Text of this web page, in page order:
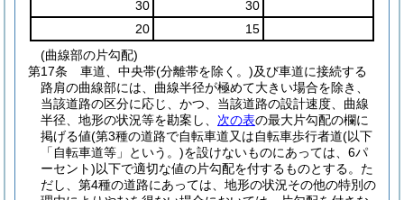
30
30
20
15
(曲線部の片勾配)
第17条
車道、中央帯(分離帯を除く。)及び車道に接続する
路肩の曲線部には、曲線半径が極めて大きい場合を除き、
当該道路の区分に応じ、かつ、当該道路の設計速度、曲線
半径、地形の状況等を勘案し、 次の表の最大片勾配の欄に
掲げる値(第3種の道路で自転車道又は自転車歩行者道(以下
「自転車道等」という。)を設けないものにあっては、6パ
ーセント)以下で適切な値の片勾配を付するものとする。 た
だし、第4種の道路にあっては、地形の状況その他の特別の